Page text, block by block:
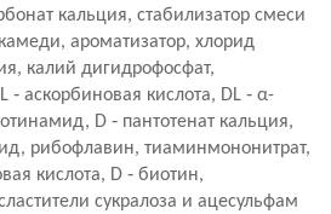
кальция, стабилизатор смеси
ароматизатор, хлорид
калий дигидрофосфат,
аскорбиновая кислота, DL ‑ α-
D ‑ пантотенат кальция,
рибофлавин, тиаминмононитрат,
кислота, D ‑ биотин,
сукралоза и ацесульфам